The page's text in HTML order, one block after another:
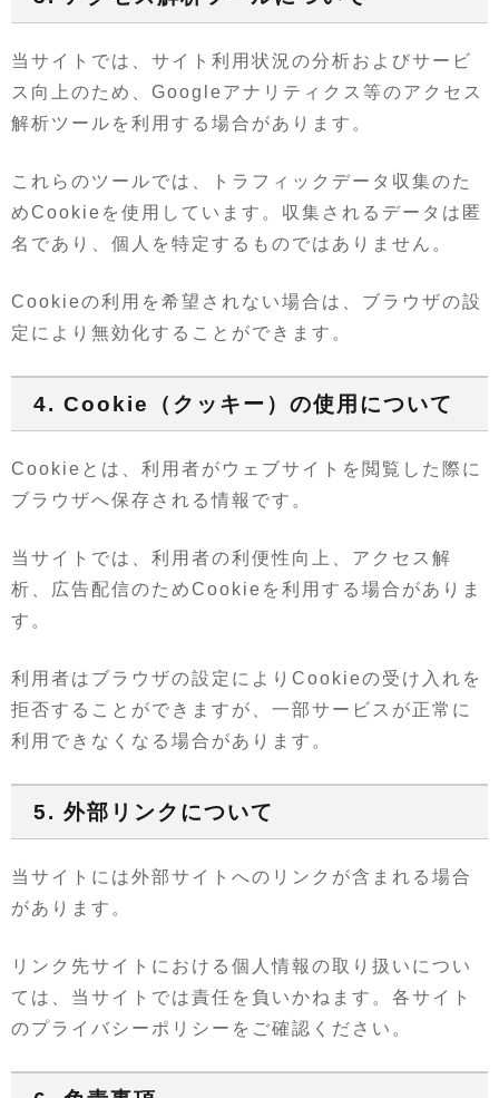
当サイトでは、サイト利用状況の分析およびサービ
ス向上のため、Googleアナリティクス等のアクセス
解析ツールを利用する場合があります。
これらのツールでは、トラフィックデータ収集のた
めCookieを使用しています。収集されるデータは匿
名であり、個人を特定するものではありません。
Cookieの利用を希望されない場合は、ブラウザの設
定により無効化することができます。
4. Cookie（クッキー）の使用について
Cookieとは、利用者がウェブサイトを閲覧した際に
ブラウザへ保存される情報です。
当サイトでは、利用者の利便性向上、アクセス解
析、広告配信のためCookieを利用する場合がありま
す。
利用者はブラウザの設定によりCookieの受け入れを
拒否することができますが、一部サービスが正常に
利用できなくなる場合があります。
5. 外部リンクについて
当サイトには外部サイトへのリンクが含まれる場合
があります。
リンク先サイトにおける個人情報の取り扱いについ
ては、当サイトでは責任を負いかねます。各サイト
のプライバシーポリシーをご確認ください。